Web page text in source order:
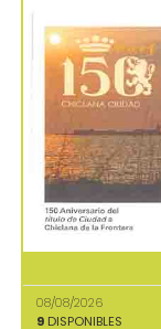
08/08/2026
9 DISPONIBLES